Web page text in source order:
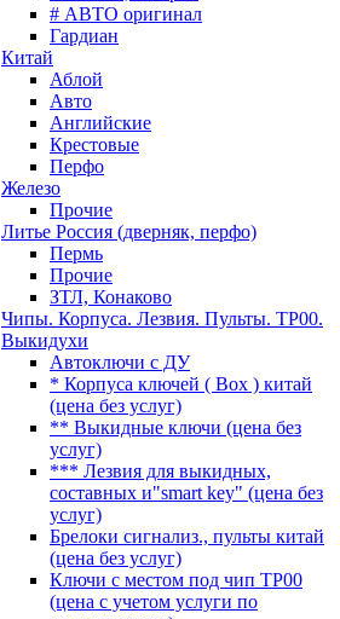
# АВТО оригинал
Гардиан
Китай
Аблой
Авто
Английские
Крестовые
Перфо
Железо
Прочие
Литье Россия (дверняк, перфо)
Пермь
Прочие
ЗТЛ, Конаково
Чипы. Корпуса. Лезвия. Пульты. TP00.
Выкидухи
Автоключи с ДУ
* Корпуса ключей ( Box ) китай
(цена без услуг)
** Выкидные ключи (цена без
услуг)
*** Лезвия для выкидных,
составных и"smart key" (цена без
услуг)
Брелоки сигнализ., пульты китай
(цена без услуг)
Ключи с местом под чип TP00
(цена с учетом услуги по